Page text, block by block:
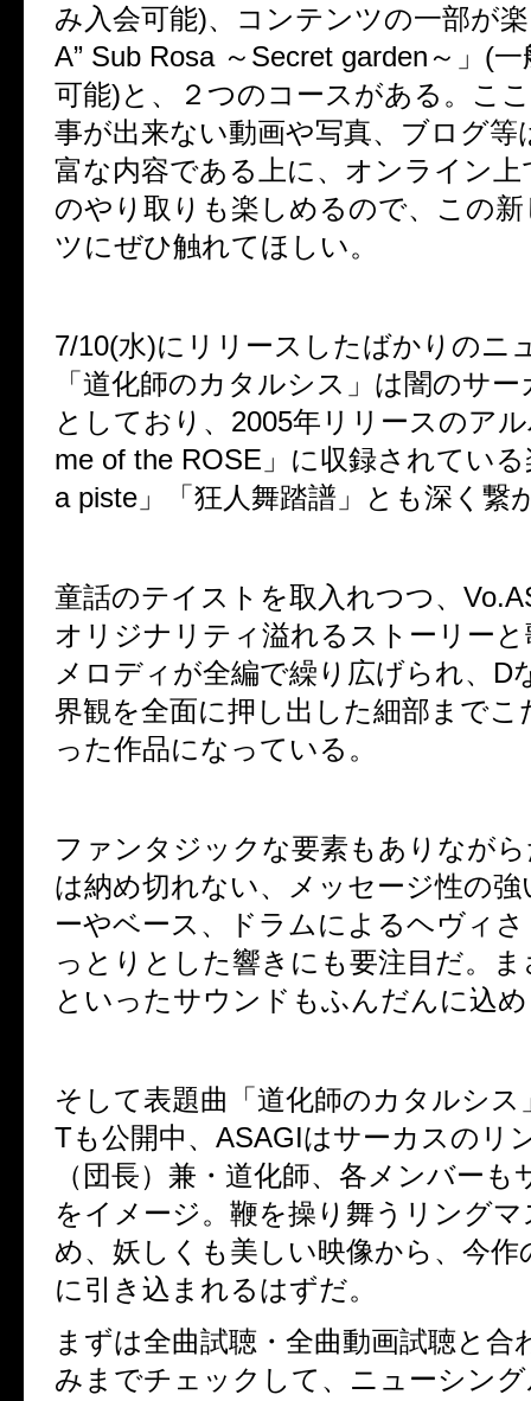
み入会可能)、コンテンツの一部が
A” Sub Rosa ～Secret garden～」(
可能)と、２つのコースがある。こ
事が出来ない動画や写真、ブログ等
富な内容である上に、オンライン
のやり取りも楽しめるので、この
ツにぜひ触れてほしい。
7/10(水)にリリースしたばかりのニ
「道化師のカタルシス」は闇のサ
としており、 2005年リリースのア
me of the ROSE」に収録されてい
a piste」「狂人舞踏譜」とも深く繋
童話のテイストを取入れつつ、
オリジナリティ溢れるストーリー
メロディが全編で繰り広げられ、D
界観を全面に押し出した細部までこ
った作品になっている。
ファンタジックな要素もありなが
は納め切れない、メッセージ性の強
ーやベース、ドラムによるヘヴィ
っとりとした響きにも要注目だ。
といったサウンドもふんだんに込
そして表題曲「道化師のカタルシス
Tも公開中、ASAGIはサーカスのリ
（団長）兼・道化師、各メンバーも
をイメージ。鞭を操り舞うリング
め、妖しくも美しい映像から、今作
に引き込まれるはずだ。
まずは全曲試聴・全曲動画試聴と合
みまでチェックして、ニューシン